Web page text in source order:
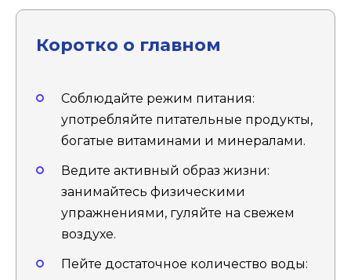
Коротко о главном
Соблюдайте режим питания:
употребляйте питательные продукты,
богатые витаминами и минералами.
Ведите активный образ жизни:
занимайтесь физическими
упражнениями, гуляйте на свежем
воздухе.
Пейте достаточное количество воды: